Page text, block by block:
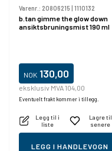
Varenr.: 20806215| 1110132
b.tan gimme the glow down
ansiktsbruningsmist 190 ml
NOK 130,00
eksklusiv MVA 104,00
Eventuelt frakt kommer i tillegg.
Legg til i
liste
Lagre til
senere
LEGG I HANDLEVOGN